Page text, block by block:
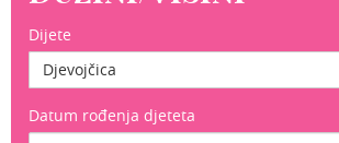
Dijete
Djevojčica
Datum rođenja djeteta